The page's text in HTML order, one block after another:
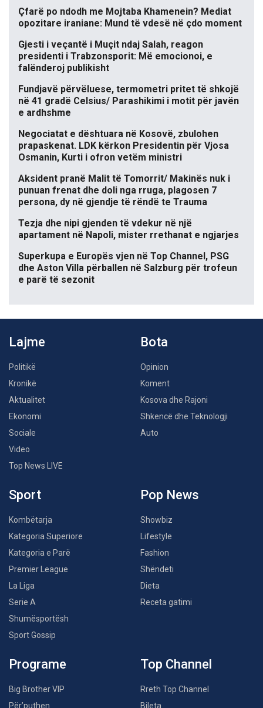
Çfarë po ndodh me Mojtaba Khamenein? Mediat
opozitare iraniane: Mund të vdesë në çdo moment
Gjesti i veçantë i Muçit ndaj Salah, reagon
presidenti i Trabzonsporit: Më emocionoi, e
falënderoj publikisht
Fundjavë përvëluese, termometri pritet të shkojë
në 41 gradë Celsius/ Parashikimi i motit për javën
e ardhshme
Negociatat e dështuara në Kosovë, zbulohen
prapaskenat. LDK kërkon Presidentin për Vjosa
Osmanin, Kurti i ofron vetëm ministri
Aksident pranë Malit të Tomorrit/ Makinës nuk i
punuan frenat dhe doli nga rruga, plagosen 7
persona, dy në gjendje të rëndë te Trauma
Tezja dhe nipi gjenden të vdekur në një
apartament në Napoli, mister rrethanat e ngjarjes
Superkupa e Europës vjen në Top Channel, PSG
dhe Aston Villa përballen në Salzburg për trofeun
e parë të sezonit
Lajme
Politikë
Kronikë
Aktualitet
Ekonomi
Sociale
Video
Top News LIVE
Bota
Opinion
Koment
Kosova dhe Rajoni
Shkencë dhe Teknologji
Auto
Sport
Kombëtarja
Kategoria Superiore
Kategoria e Parë
Premier League
La Liga
Serie A
Shumësportësh
Sport Gossip
Pop News
Showbiz
Lifestyle
Fashion
Shëndeti
Dieta
Receta gatimi
Programe
Big Brother VIP
Për’puthen
Top Channel
Rreth Top Channel
Bileta